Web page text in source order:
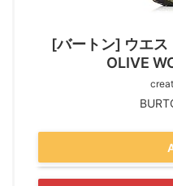
[バートン] ウエス
OLIVE